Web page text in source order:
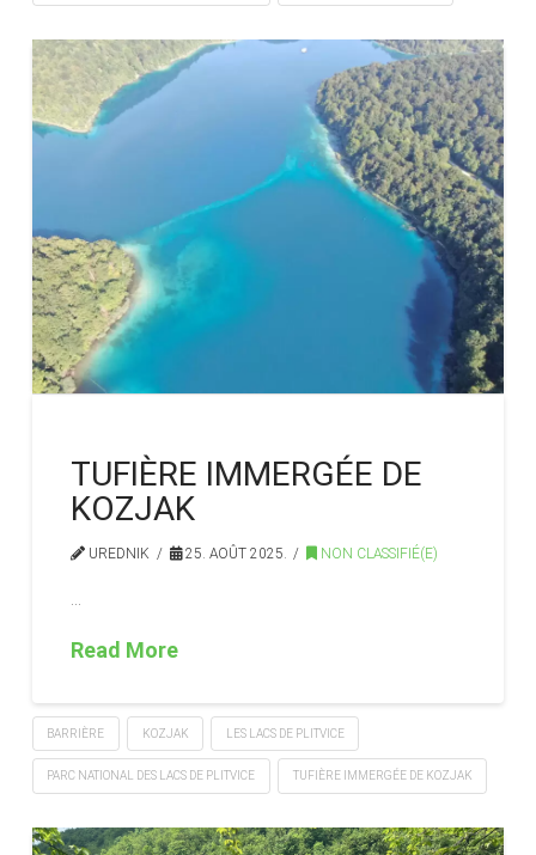
TUFIÈRE IMMERGÉE DE
KOZJAK
UREDNIK 25. AOÛT 2025. NON CLASSIFIÉ(E)
Read More
BARRIÈRE KOZJAK LES LACS DE PLITVICE
PARC NATIONAL DES LACS DE PLITVICE TUFIÈRE IMMERGÉE DE KOZJAK